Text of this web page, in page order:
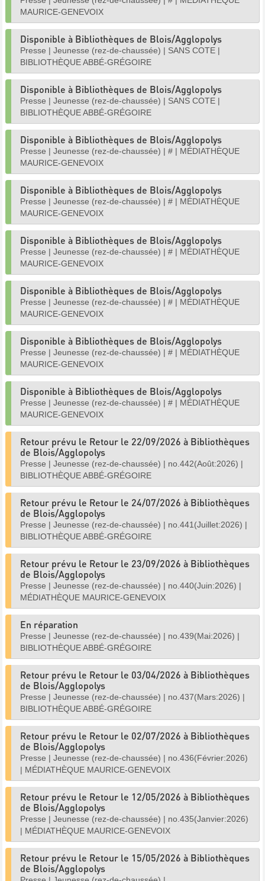
MAURICE-GENEVOIX
Disponible à Bibliothèques de Blois/Agglopolys
Presse | Jeunesse (rez-de-chaussée) | SANS COTE |
BIBLIOTHÈQUE ABBÉ-GRÉGOIRE
Disponible à Bibliothèques de Blois/Agglopolys
Presse | Jeunesse (rez-de-chaussée) | SANS COTE |
BIBLIOTHÈQUE ABBÉ-GRÉGOIRE
Disponible à Bibliothèques de Blois/Agglopolys
Presse | Jeunesse (rez-de-chaussée) | # | MÉDIATHÈQUE
MAURICE-GENEVOIX
Disponible à Bibliothèques de Blois/Agglopolys
Presse | Jeunesse (rez-de-chaussée) | # | MÉDIATHÈQUE
MAURICE-GENEVOIX
Disponible à Bibliothèques de Blois/Agglopolys
Presse | Jeunesse (rez-de-chaussée) | # | MÉDIATHÈQUE
MAURICE-GENEVOIX
Disponible à Bibliothèques de Blois/Agglopolys
Presse | Jeunesse (rez-de-chaussée) | # | MÉDIATHÈQUE
MAURICE-GENEVOIX
Disponible à Bibliothèques de Blois/Agglopolys
Presse | Jeunesse (rez-de-chaussée) | # | MÉDIATHÈQUE
MAURICE-GENEVOIX
Disponible à Bibliothèques de Blois/Agglopolys
Presse | Jeunesse (rez-de-chaussée) | # | MÉDIATHÈQUE
MAURICE-GENEVOIX
Retour prévu le Retour le 22/09/2026 à Bibliothèques
de Blois/Agglopolys
Presse | Jeunesse (rez-de-chaussée) | no.442(Août:2026) |
BIBLIOTHÈQUE ABBÉ-GRÉGOIRE
Retour prévu le Retour le 24/07/2026 à Bibliothèques
de Blois/Agglopolys
Presse | Jeunesse (rez-de-chaussée) | no.441(Juillet:2026) |
BIBLIOTHÈQUE ABBÉ-GRÉGOIRE
Retour prévu le Retour le 23/09/2026 à Bibliothèques
de Blois/Agglopolys
Presse | Jeunesse (rez-de-chaussée) | no.440(Juin:2026) |
MÉDIATHÈQUE MAURICE-GENEVOIX
En réparation
Presse | Jeunesse (rez-de-chaussée) | no.439(Mai:2026) |
BIBLIOTHÈQUE ABBÉ-GRÉGOIRE
Retour prévu le Retour le 03/04/2026 à Bibliothèques
de Blois/Agglopolys
Presse | Jeunesse (rez-de-chaussée) | no.437(Mars:2026) |
BIBLIOTHÈQUE ABBÉ-GRÉGOIRE
Retour prévu le Retour le 02/07/2026 à Bibliothèques
de Blois/Agglopolys
Presse | Jeunesse (rez-de-chaussée) | no.436(Février:2026)
| MÉDIATHÈQUE MAURICE-GENEVOIX
Retour prévu le Retour le 12/05/2026 à Bibliothèques
de Blois/Agglopolys
Presse | Jeunesse (rez-de-chaussée) | no.435(Janvier:2026)
| MÉDIATHÈQUE MAURICE-GENEVOIX
Retour prévu le Retour le 15/05/2026 à Bibliothèques
de Blois/Agglopolys